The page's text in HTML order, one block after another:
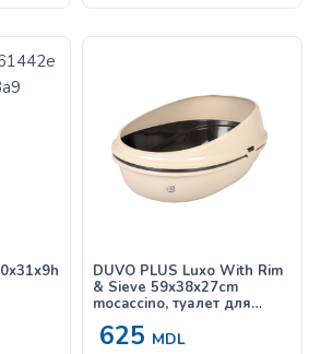
DUVO PLUS Luxo With Rim
& Sieve 59x38x27cm
mocaccino, туалет для
625 MDL